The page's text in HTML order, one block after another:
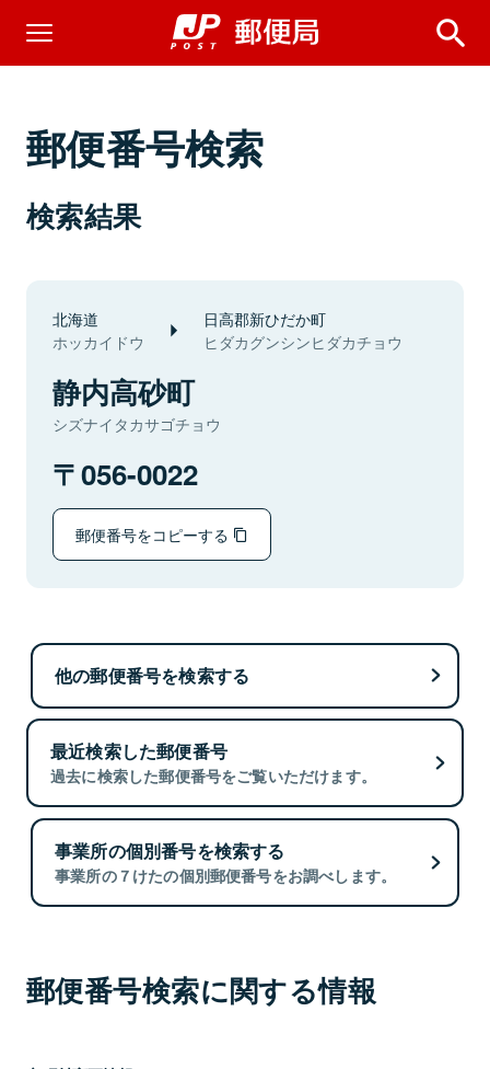
郵便番号検索
検索結果
北海道
ホッカイドウ
日高郡新ひだか町
ヒダカグンシンヒダカチョウ
静内高砂町
シズナイタカサゴチョウ
056-0022
郵便番号をコピーする
他の郵便番号を検索する
最近検索した郵便番号
過去に検索した郵便番号をご覧いただけます。
事業所の個別番号を検索する
事業所の７けたの個別郵便番号をお調べします。
郵便番号検索に関する情報